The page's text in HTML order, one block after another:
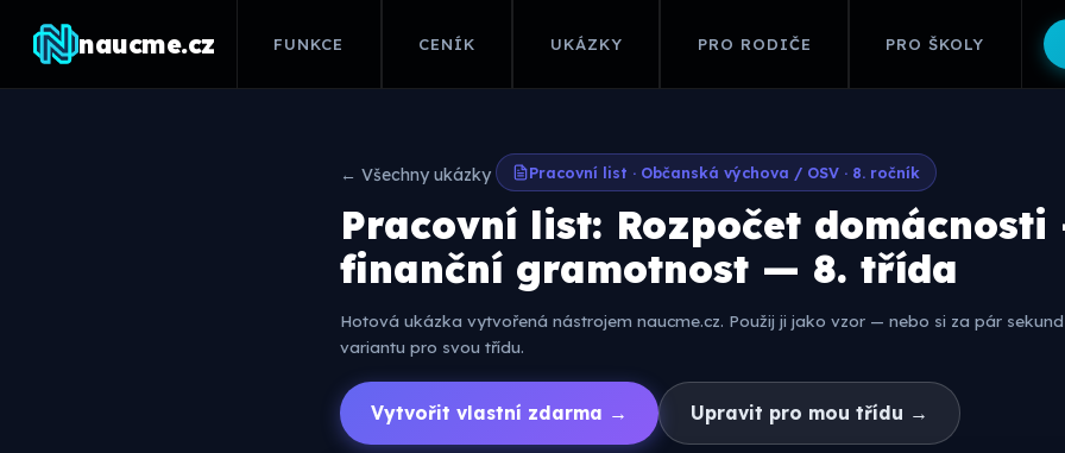
naucme.cz FUNKCE CENÍK UKÁZKY PRO RODIČE PRO ŠKOLY
← Všechny ukázky Pracovní list · Občanská výchova / OSV · 8. ročník
Pracovní list: Rozpočet
finanční gramotnost — 8. třída
Hotová ukázka vytvořená nástrojem naucme.cz. Použij ji jako vzor — nebo si za pár
variantu pro svou třídu.
Vytvořit vlastní zdarma → Upravit pro mou třídu →